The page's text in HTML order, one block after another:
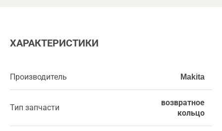
ХАРАКТЕРИСТИКИ
Производитель Makita
Тип запчасти
возвратное
кольцо